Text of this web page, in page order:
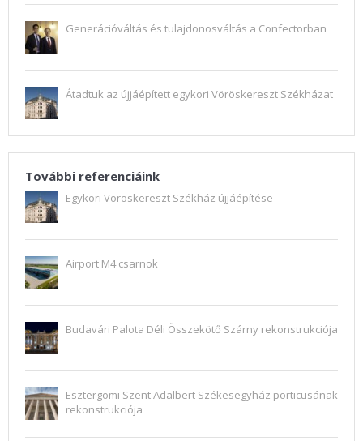
Generációváltás és tulajdonosváltás a Confectorban
Átadtuk az újjáépített egykori Vöröskereszt Székházat
További referenciáink
Egykori Vöröskereszt Székház újjáépítése
Airport M4 csarnok
Budavári Palota Déli Összekötő Szárny rekonstrukciója
Esztergomi Szent Adalbert Székesegyház porticusának
rekonstrukciója